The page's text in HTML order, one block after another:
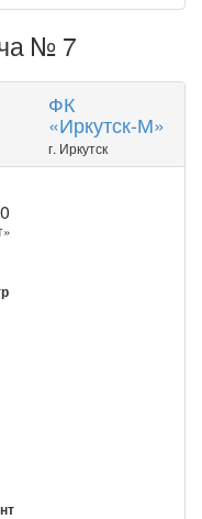
№ 7
ФК
«Иркутск-М»
г. Иркутск